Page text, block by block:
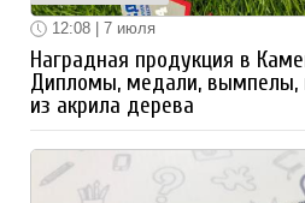
12:08 | 7 июля
Наградная продукция в
Дипломы, медали, вымпелы,
из акрила дерева